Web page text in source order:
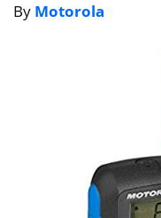
By Motorola